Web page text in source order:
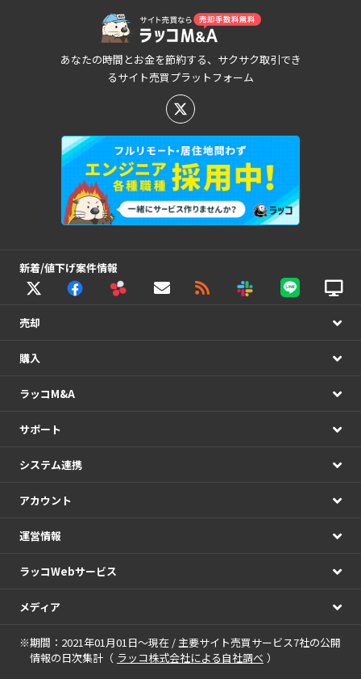
あなたの時間とお金を節約する、サクサク取引でき
るサイト売買プラットフォーム
新着/値下げ案件情報
売却
購入
ラッコM&A
サポート
システム連携
アカウント
運営情報
ラッコWebサービス
メディア
※期間：2021年01月01日～現在 / 主要サイト売買サービス7社の公開
情報の日次集計（ ラッコ株式会社による自社調べ ）